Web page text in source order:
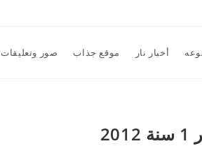
أخبار نار موقع جذاب صور وتعليقات